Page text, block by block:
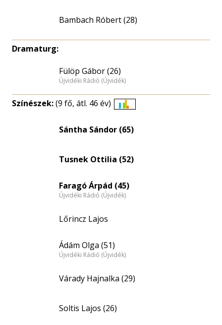
Bambach Róbert (28)
Dramaturg:
Fülöp Gábor (26)
Újvidéki Rádió (Újvidék)
Színészek:(9 fő, átl. 46 év)
eloszlás
Sántha Sándor (65)
Tusnek Ottilia (52)
Faragó Árpád (45)
Újvidéki Rádió (Újvidék)
Lőrincz Lajos
Ádám Olga (51)
Újvidéki Rádió (Újvidék)
Várady Hajnalka (29)
Soltis Lajos (26)